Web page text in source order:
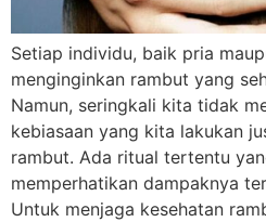
Setiap individu, baik pria
menginginkan rambut yang
Namun, seringkali kita tidak
kebiasaan yang kita lakukan
rambut. Ada ritual tertentu
memperhatikan dampaknya
Untuk menjaga kesehatan